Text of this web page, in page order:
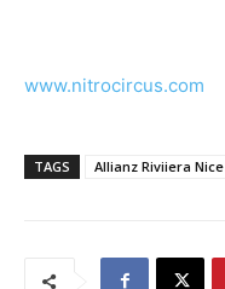
www.nitrocircus.com
TAGS Allianz Riviiera Nice